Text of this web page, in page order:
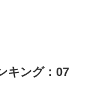
キング：07